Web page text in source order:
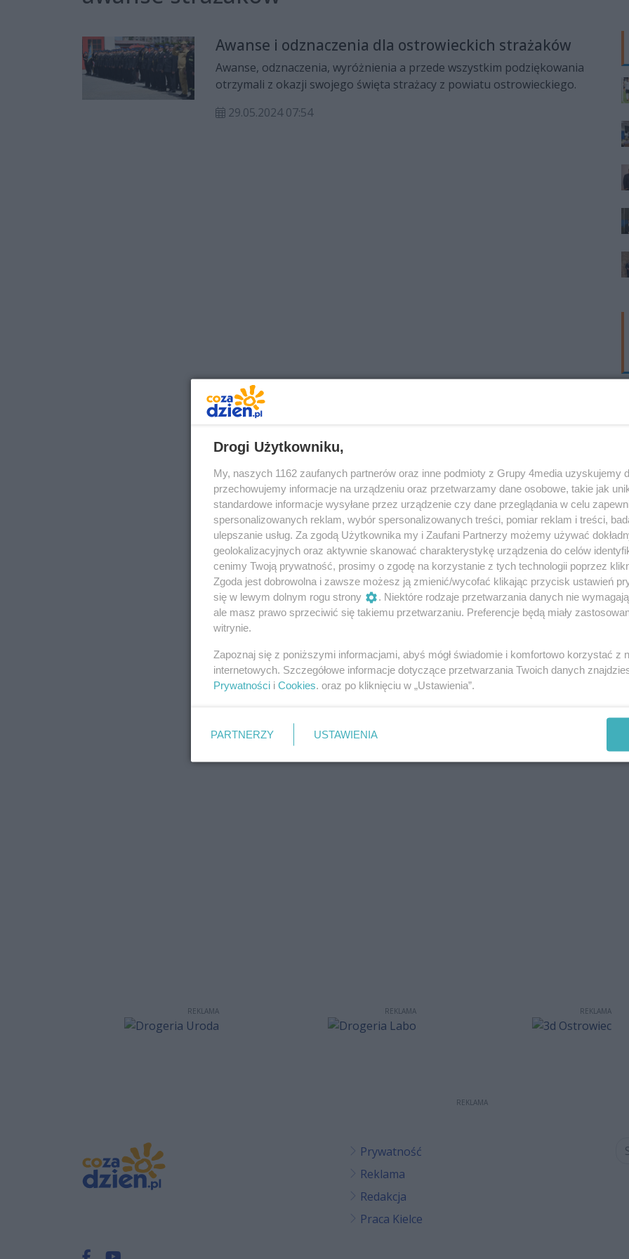
Awanse i odznaczenia dla ostrowieckich strażaków
Awanse, odznaczenia, wyróżnienia a przede wszystkim podziękowania
otrzymali z okazji swojego święta strażacy z powiatu ostrowieckiego.
29.05.2024 07:54
REKLAMA REKLAMA REKLAMA
REKLAMA
Prywatność
Reklama
Redakcja
Praca Kielce
Drogi Użytkowniku,
My, naszych 1162 zaufanych partnerów oraz inne podmioty z Grupy 4media uzyskujemy
przechowujemy informacje na urządzeniu oraz przetwarzamy dane osobowe, takie jak
standardowe informacje wysyłane przez urządzenie czy dane przeglądania w celu
spersonalizowanych reklam, wybór spersonalizowanych treści, pomiar reklam i treści,
ulepszanie usług. Za zgodą Użytkownika my i Zaufani Partnerzy możemy używać
geolokalizacyjnych oraz aktywnie skanować charakterystykę urządzenia do celów
cenimy Twoją prywatność, prosimy o zgodę na korzystanie z tych technologii poprzez
Zgoda jest dobrowolna i zawsze możesz ją zmienić/wycofać klikając przycisk ustawień
się w lewym dolnym rogu strony
. Niektóre rodzaje przetwarzania danych nie
ale masz prawo sprzeciwić się takiemu przetwarzaniu. Preferencje będą miały
witrynie.
Zapoznaj się z poniższymi informacjami, abyś mógł świadomie i komfortowo korzystać z
internetowych. Szczegółowe informacje dotyczące przetwarzania Twoich danych
Prywatności i Cookies. oraz po kliknięciu w „Ustawienia”.
PARTNERZY USTAWIENIA